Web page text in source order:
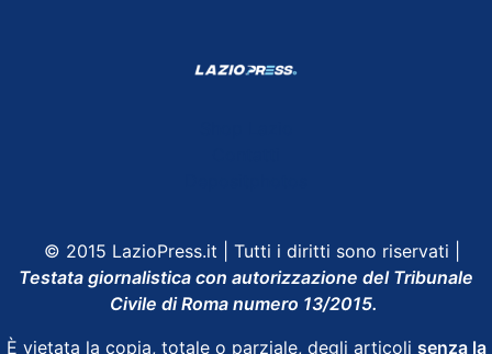
© 2015 LazioPress.it | Tutti i diritti sono riservati |
Testata giornalistica con autorizzazione del Tribunale
Civile di Roma numero 13/2015.
È vietata la copia, totale o parziale, degli articoli senza la